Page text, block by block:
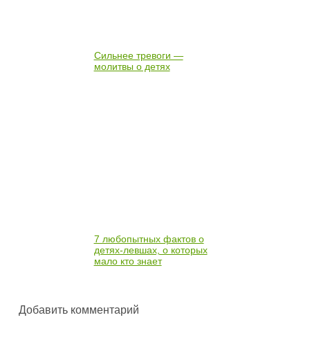
Сильнее тревоги —
молитвы о детях
7 любопытных фактов о
детях-левшах, о которых
мало кто знает
Добавить комментарий